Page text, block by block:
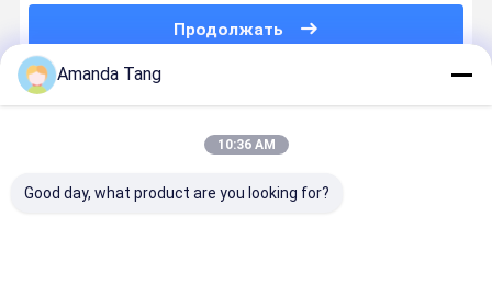
Продолжать
Порекомендованные Продукты
Amanda Tang
10:36 AM
Good day, what product are you looking for?